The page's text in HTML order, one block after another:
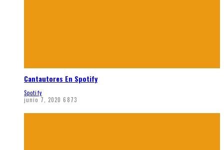
Cantautores En Spotify
Spotify
junio 7, 2020 6873